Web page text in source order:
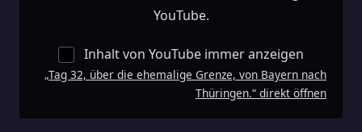
YouTube.
Inhalt von YouTube immer anzeigen
„Tag 32, über die ehemalige Grenze, von Bayern nach
Thüringen.“ direkt öffnen